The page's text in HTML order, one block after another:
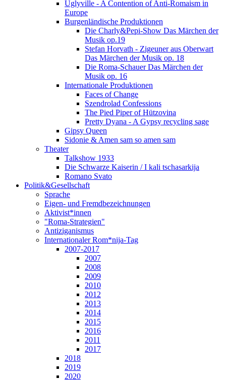
Uglyville - A Contention of Anti-Romaism in
Europe
Burgenländische Produktionen
Die Charly&Pepi-Show Das Märchen der
Musik op.19
Stefan Horvath - Zigeuner aus Oberwart
Das Märchen der Musik op. 18
Die Roma-Schauer Das Märchen der
Musik op. 16
Internationale Produktionen
Faces of Change
Szendrolad Confessions
The Pied Piper of Hützovina
Pretty Dyana - A Gypsy recycling sage
Gipsy Queen
Sidonie & Amen sam so amen sam
Theater
Talkshow 1933
Die Schwarze Kaiserin / I kali tschasarkija
Romano Svato
Politik&Gesellschaft
Sprache
Eigen- und Fremdbezeichnungen
Aktivist*innen
"Roma-Strategien"
Antiziganismus
Internationaler Rom*nija-Tag
2007-2017
2007
2008
2009
2010
2012
2013
2014
2015
2016
2011
2017
2018
2019
2020